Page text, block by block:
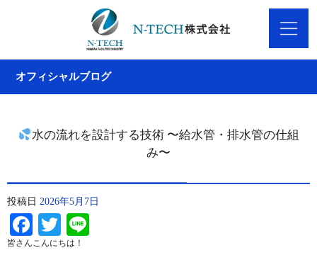
オフィシャルブログ
水の流れを設計する技術 〜給水管・排水管の仕組
み〜
投稿日 2026年5月7日
Facebook
Twitter
皆さんこんにちは！